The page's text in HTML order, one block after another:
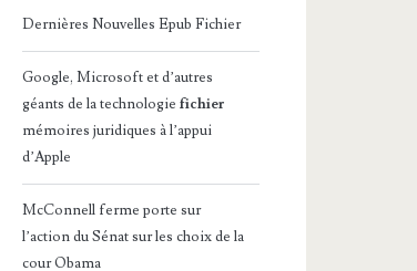
Dernières Nouvelles Epub Fichier
Google, Microsoft et d’autres
géants de la technologiefichier
mémoires juridiques à l’appui
d’Apple
McConnell ferme porte sur
l’action du Sénat sur les choix de la
cour Obama